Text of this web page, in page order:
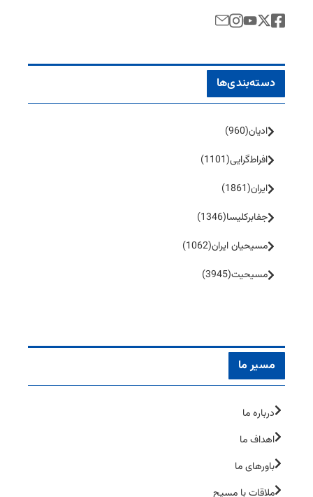
دسته‌بندی‌ها
ادیان(960)
افراط‌گرایی(1101)
ایران(1861)
جفا‌بر‌کلیسا(1346)
مسیحیان ایران(1062)
مسیحیت(3945)
مسیر ما
درباره ما
اهداف ما
باورهای ما
ملاقات با مسیح